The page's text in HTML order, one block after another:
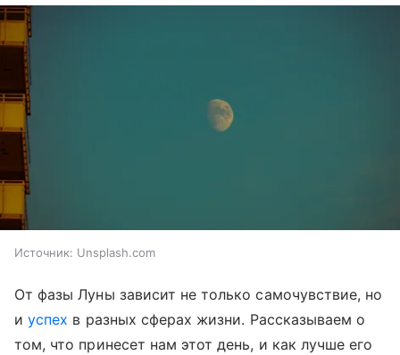
Источник: Unsplash.com
От фазы Луны зависит не только самочувствие, но
иуспех в разных сферах жизни. Рассказываем о
том, что принесет нам этот день, и как лучше его